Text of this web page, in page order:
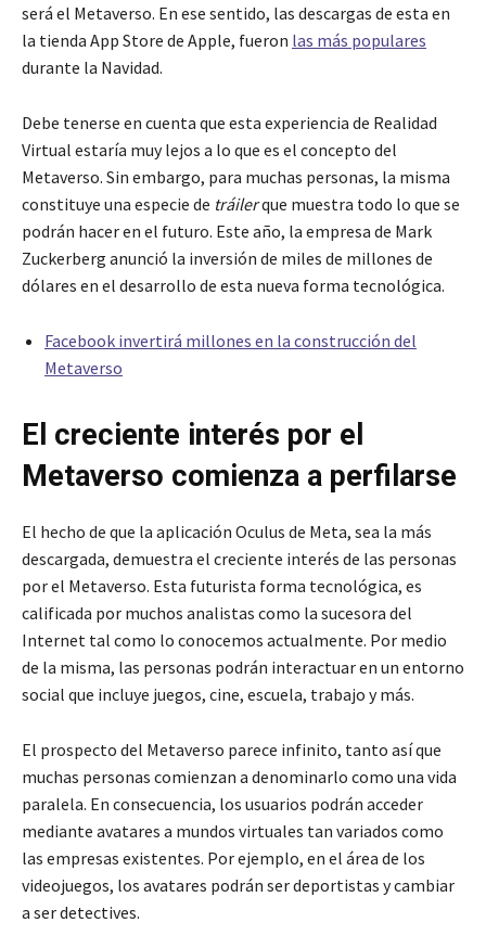
será el Metaverso. En ese sentido, las descargas de esta en
la tienda App Store de Apple, fueron las más populares
durante la Navidad.
Debe tenerse en cuenta que esta experiencia de Realidad
Virtual estaría muy lejos a lo que es el concepto del
Metaverso. Sin embargo, para muchas personas, la misma
constituye una especie de tráilerque muestra todo lo que se
podrán hacer en el futuro. Este año, la empresa de Mark
Zuckerberg anunció la inversión de miles de millones de
dólares en el desarrollo de esta nueva forma tecnológica.
Facebook invertirá millones en la construcción del
Metaverso
El creciente interés por el
Metaverso comienza a perfilarse
El hecho de que la aplicación Oculus de Meta, sea la más
descargada, demuestra el creciente interés de las personas
por el Metaverso. Esta futurista forma tecnológica, es
calificada por muchos analistas como la sucesora del
Internet tal como lo conocemos actualmente. Por medio
de la misma, las personas podrán interactuar en un entorno
social que incluye juegos, cine, escuela, trabajo y más.
El prospecto del Metaverso parece infinito, tanto así que
muchas personas comienzan a denominarlo como una vida
paralela. En consecuencia, los usuarios podrán acceder
mediante avatares a mundos virtuales tan variados como
las empresas existentes. Por ejemplo, en el área de los
videojuegos, los avatares podrán ser deportistas y cambiar
a ser detectives.